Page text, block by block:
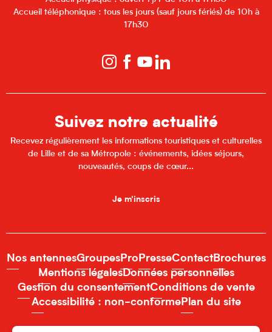
Accueil téléphonique : tous les jours (sauf jours fériés) de 10h à
17h30
Suivez notre actualité
Recevez régulièrement les informations touristiques et culturelles
de Lille et de sa Métropole : événements, idées séjours,
nouveautés, coups de cœur...
Je m'inscris
Nos antennesGroupesPro PresseContactBrochures
Mentions légalesDonnées personnelles
Gestion du consentementConditions de vente
Accessibilité : non-conformePlan du site